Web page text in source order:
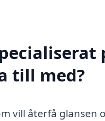
till med?
vill återfå glansen